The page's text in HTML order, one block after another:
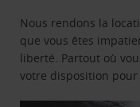
Nous rendons la
que vous êtes
liberté. Partout où
votre disposition pour